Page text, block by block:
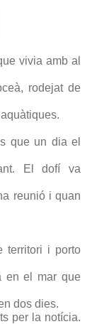
vivia amb al
rodejat de
que un dia el
El dofí va
reunió i quan
territori i porto
en el mar que
dos dies.
per la notícia.